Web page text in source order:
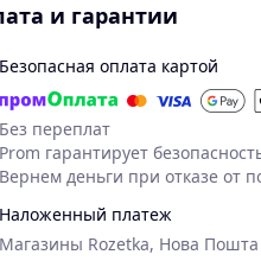
и гарантии
Безопасная оплата картой
Без переплат
Prom гарантирует
Вернем деньги при отказе от
Наложенный платеж
Магазины Rozetka, Нова Пошта